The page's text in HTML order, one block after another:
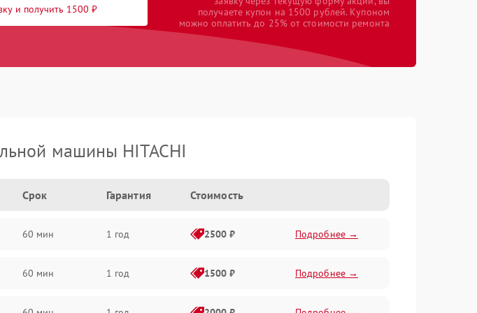
и получить 1500 ₽
получаете купон на 1500 рублей. Купоном
можно оплатить до 25% от стоимости ремонта
машины HITACHI
Срок Гарантия Стоимость
60 мин 1 год 2500 ₽ Подробнее →
60 мин 1 год 1500 ₽ Подробнее →